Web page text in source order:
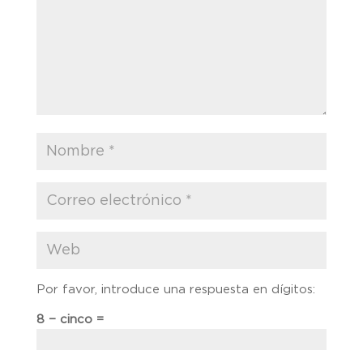
Por favor, introduce una respuesta en dígitos:
8 − cinco =